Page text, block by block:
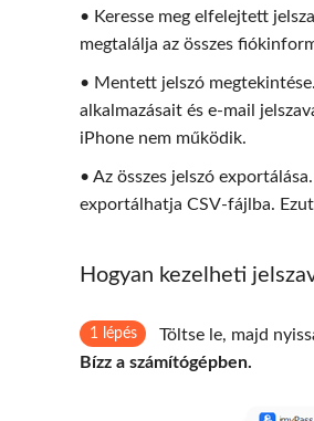
• Keresse meg elfelejtett
megtalálja az összes
• Mentett jelszó
alkalmazásait és e-mail
iPhone nem működik.
• Az összes jelszó
exportálhatja CSV-fájlba.
Hogyan kezelheti
1 lépés
Töltse le, majd
Bízz a számítógépben.